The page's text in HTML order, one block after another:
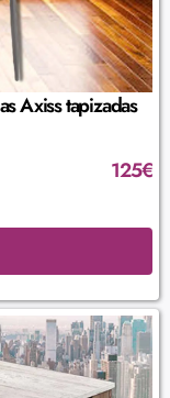
Axiss tapizadas
125€